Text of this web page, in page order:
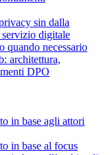
sin dalla
digitale
quando necessario
architettura,
DPO
in base agli attori
in base al focus